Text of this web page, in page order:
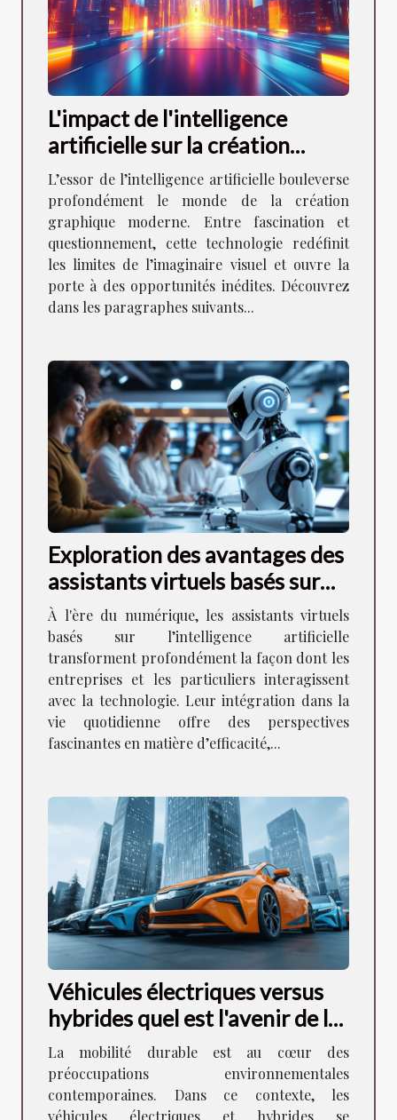
L'impact de l'intelligence
artificielle sur la création
graphique moderne
L’essor de l’intelligence artificielle bouleverse
profondément le monde de la création
graphique moderne. Entre fascination et
questionnement, cette technologie redéfinit
les limites de l’imaginaire visuel et ouvre la
porte à des opportunités inédites. Découvrez
dans les paragraphes suivants...
Exploration des avantages des
assistants virtuels basés sur
l'intelligence artificielle
À l'ère du numérique, les assistants virtuels
basés sur l’intelligence artificielle
transforment profondément la façon dont les
entreprises et les particuliers interagissent
avec la technologie. Leur intégration dans la
vie quotidienne offre des perspectives
fascinantes en matière d’efficacité,...
Véhicules électriques versus
hybrides quel est l'avenir de la
mobilité durable
La mobilité durable est au cœur des
préoccupations environnementales
contemporaines. Dans ce contexte, les
véhicules électriques et hybrides se